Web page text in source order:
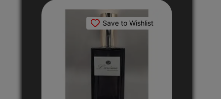
Save to Wishlist
το
προϊόν
έχει
παραλλαγές.
Οι